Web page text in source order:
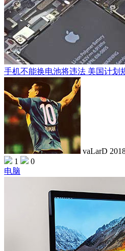
手机不能换电池将违法 美国计划
vaLarD
1
0
电脑